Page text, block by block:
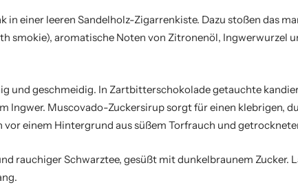
in einer leeren Sandelholz-Zigarrenkiste. Dazu stoßen das
smokie), aromatische Noten von Zitronenöl, Ingwerwurzel
und geschmeidig. In Zartbitterschokolade getauchte
Ingwer. Muscovado-Zuckersirup sorgt für einen klebrigen,
einem Hintergrund aus süßem Torfrauch und
rauchiger Schwarztee, gesüßt mit dunkelbraunem Zucker.